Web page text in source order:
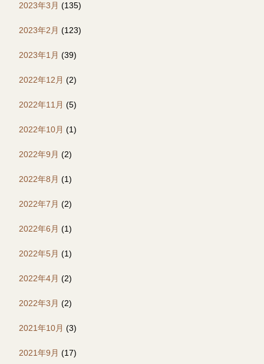
2023年3月 (135)
2023年2月 (123)
2023年1月 (39)
2022年12月 (2)
2022年11月 (5)
2022年10月 (1)
2022年9月 (2)
2022年8月 (1)
2022年7月 (2)
2022年6月 (1)
2022年5月 (1)
2022年4月 (2)
2022年3月 (2)
2021年10月 (3)
2021年9月 (17)